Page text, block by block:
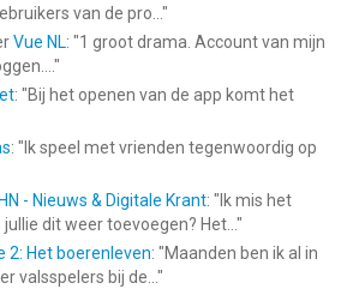
van de pro... "
Vue NL: "1 groot drama. Account van mijn
"
: "Bij het openen van de app komt het
: " Ik speel met vrienden tegenwoordig op
- Nieuws & Digitale Krant: " Ik mis het
dit weer toevoegen? Het... "
2: Het boerenleven: "Maanden ben ik al in
valsspelers bij de... "